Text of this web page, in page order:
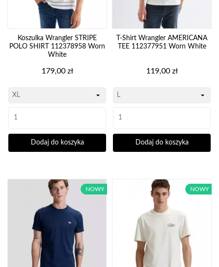
Koszulka Wrangler STRIPE
POLO SHIRT 112378958 Worn
White
Cena
179,00 zł
Dodaj do koszyka
T-Shirt Wrangler AMERICANA
TEE 112377951 Worn White
Cena
119,00 zł
Dodaj do koszyka
NOWY NOWY